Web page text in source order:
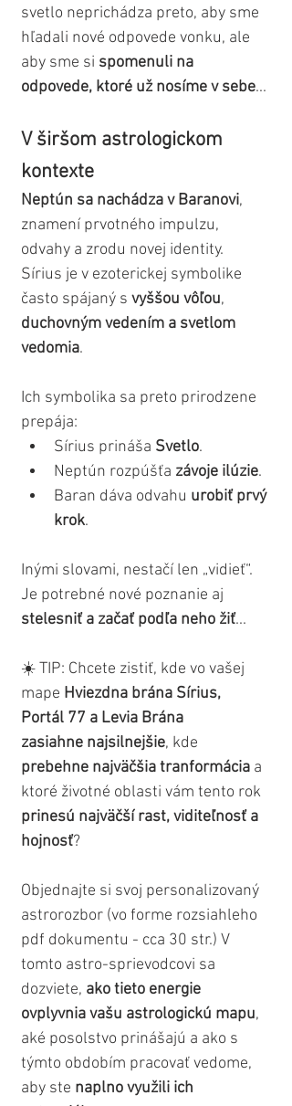
svetlo neprichádza preto, aby sme
hľadali nové odpovede vonku, ale
aby sme si spomenuli na
odpovede, ktoré už nosíme v sebe...
V širšom astrologickom
kontexte
Neptún sa nachádza v Baranovi,
znamení prvotného impulzu,
odvahy a zrodu novej identity.
Sírius je v ezoterickej symbolike
často spájaný s vyššou vôľou,
duchovným vedením a svetlom
vedomia.
Ich symbolika sa preto prirodzene
prepája:
Sírius prináša Svetlo.
Neptún rozpúšťa závoje ilúzie.
Baran dáva odvahu urobiť prvý
krok.
Inými slovami, nestačí len „vidieť“.
Je potrebné nové poznanie aj
stelesniť a začať podľa neho žiť...
☀️ TIP: Chcete zistiť, kde vo vašej
mape Hviezdna brána Sírius,
Portál 77 a Levia Brána
zasiahne najsilnejšie, kde
prebehne najväčšia tranformácia a
ktoré životné oblasti vám tento rok
prinesú najväčší rast, viditeľnosť a
hojnosť?
Objednajte si svoj personalizovaný
astrorozbor (vo forme rozsiahleho
pdf dokumentu - cca 30 str.) V
tomto astro-sprievodcovi sa
dozviete, ako tieto energie
ovplyvnia vašu astrologickú mapu,
aké posolstvo prinášajú a ako s
týmto obdobím pracovať vedome,
aby ste naplno využili ich